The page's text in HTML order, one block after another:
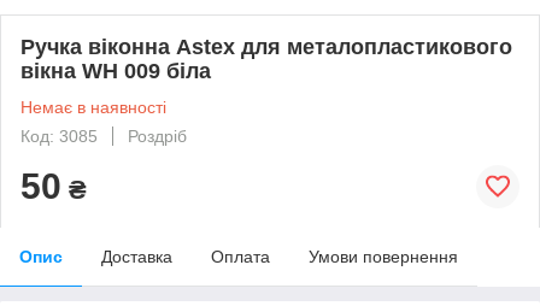
Ручка віконна Astex для металопластикового
вікна WH 009 біла
Немає в наявності
Код: 3085
Роздріб
50 ₴
Опис Доставка Оплата Умови повернення